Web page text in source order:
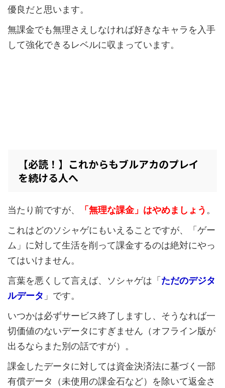
優良だと思います。
無課金でも無理さえしなければ好きなキャラを入手
して強化できるレベルに収まっています。
【必読！】これからもブルアカのプレイ
を続ける人へ
当たり前ですが、 「無理な課金」はやめましょう 。
これはどのソシャゲにもいえることですが、「ゲー
ム」に対して生活を削って課金するのは絶対にやっ
てはいけません。
言葉を悪くして言えば、ソシャゲは「ただのデジタ
ルデータ 」です。
いつかは必ずサービス終了しますし、そうなれば一
切価値のないデータにすぎません（オフライン版が
出るならまた別の話ですが）。
課金したデータに対しては資金決済法に基づく一部
有償データ（未使用の課金石など）を除いて返金さ